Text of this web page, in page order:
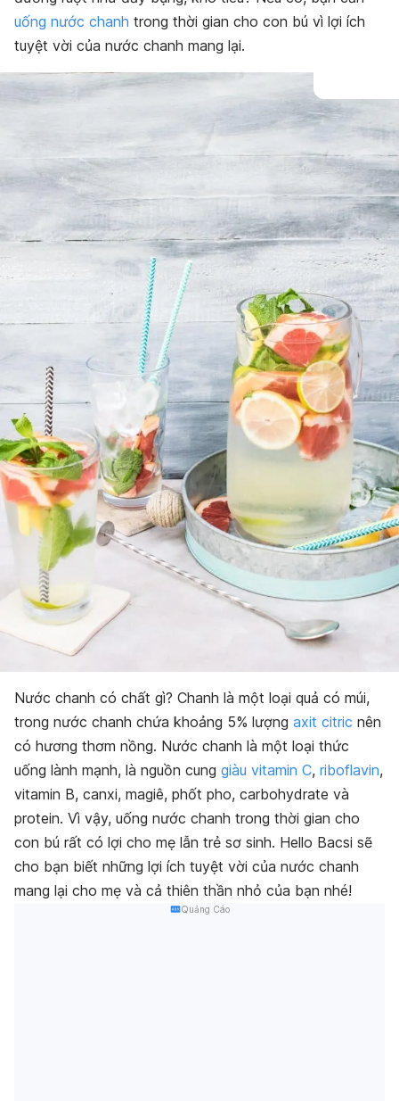
uống nước chanh trong thời gian cho con bú vì lợi ích
tuyệt vời của nước chanh mang lại.
Nước chanh có chất gì? Chanh là một loại quả có múi,
trong nước chanh chứa khoảng 5% lượng axit citric nên
có hương thơm nồng. Nước chanh là một loại thức
uống lành mạnh, là nguồn cung giàu vitamin C, riboflavin,
vitamin B, canxi, magiê, phốt pho, carbohydrate và
protein. Vì vậy, uống nước chanh trong thời gian cho
con bú rất có lợi cho mẹ lẫn trẻ sơ sinh. Hello Bacsi sẽ
cho bạn biết những lợi ích tuyệt vời của nước chanh
mang lại cho mẹ và cả thiên thần nhỏ của bạn nhé!
Quảng Cáo